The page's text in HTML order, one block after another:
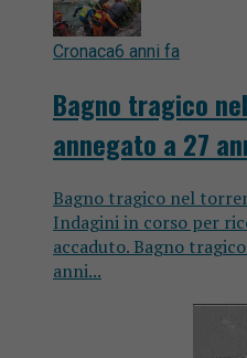
Cronaca6 anni fa
Bagno tragico
annegato a 27
Bagno tragico nel
Indagini in corso per
accaduto. Bagno
anni...